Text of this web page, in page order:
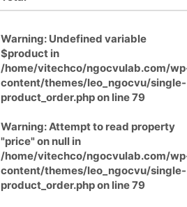
Warning: Undefined variable
$product in
/home/vitechco/ngocvulab.com/
content/themes/leo_ngocvu/single-
product_order.phpon line79
Warning: Attempt to read property
"price" on null in
/home/vitechco/ngocvulab.com/
content/themes/leo_ngocvu/single-
product_order.phpon line79